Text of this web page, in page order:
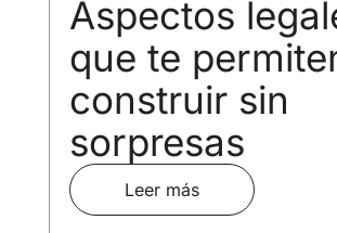
Aspectos
que te
construir sin
sorpresas
Leer más